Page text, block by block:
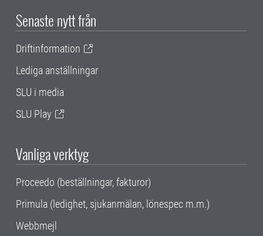
Senaste nytt från
Driftinformation
Lediga anställningar
SLU i media
SLU Play
Vanliga verktyg
Proceedo (beställningar, fakturor)
Primula (ledighet, sjukanmälan, lönespec m.m.)
Webbmejl